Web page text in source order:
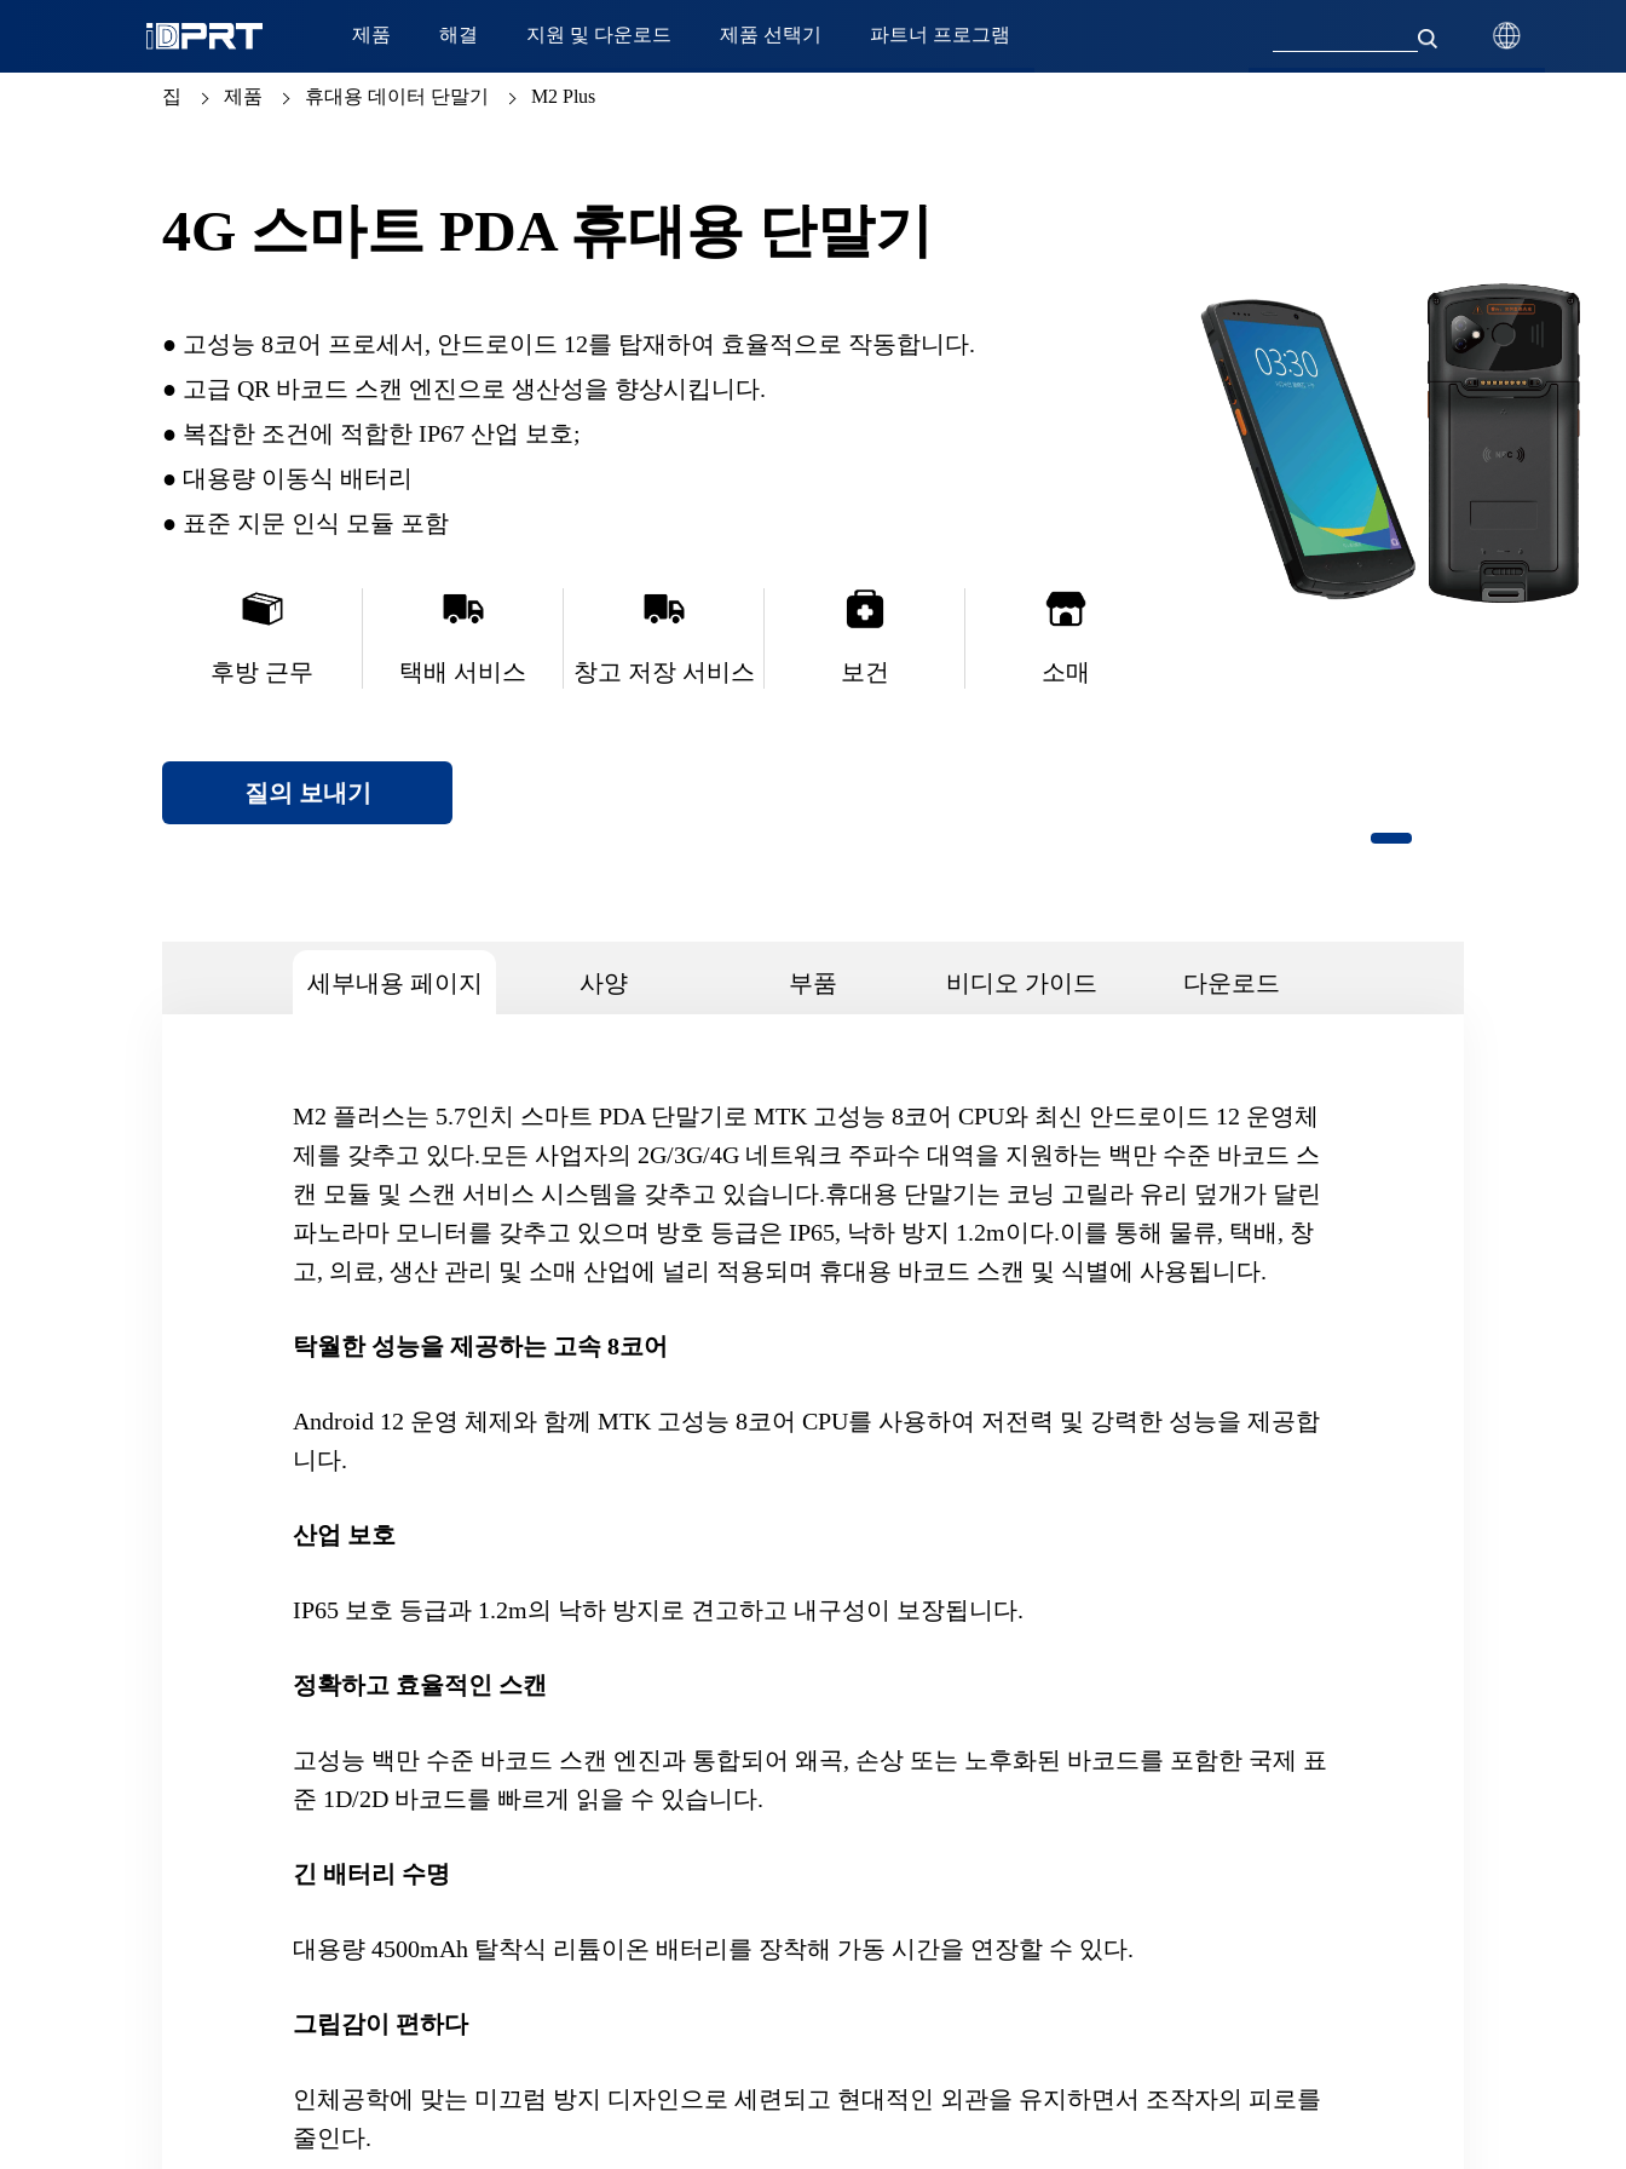
제품 해결 지원 및 다운로드 제품 선택기 파트너 프로그램
집 제품 휴대용 데이터 단말기 M2 Plus
4G 스마트 PDA 휴대용 단말기
● 고성능 8코어 프로세서, 안드로이드 12를 탑재하여 효율적으로 작동합니다.
● 고급 QR 바코드 스캔 엔진으로 생산성을 향상시킵니다.
● 복잡한 조건에 적합한 IP67 산업 보호;
● 대용량 이동식 배터리
● 표준 지문 인식 모듈 포함
후방 근무 택배 서비스 창고 저장 서비스 보건 소매
질의 보내기
세부내용 페이지 사양 부품 비디오 가이드 다운로드
M2 플러스는 5.7인치 스마트 PDA 단말기로 MTK 고성능 8코어 CPU와 최신 안드로이드 12 운영체
제를 갖추고 있다.모든 사업자의 2G/3G/4G 네트워크 주파수 대역을 지원하는 백만 수준 바코드 스
캔 모듈 및 스캔 서비스 시스템을 갖추고 있습니다.휴대용 단말기는 코닝 고릴라 유리 덮개가 달린
파노라마 모니터를 갖추고 있으며 방호 등급은 IP65, 낙하 방지 1.2m이다.이를 통해 물류, 택배, 창
고, 의료, 생산 관리 및 소매 산업에 널리 적용되며 휴대용 바코드 스캔 및 식별에 사용됩니다.
탁월한 성능을 제공하는 고속 8코어
Android 12 운영 체제와 함께 MTK 고성능 8코어 CPU를 사용하여 저전력 및 강력한 성능을 제공합
니다.
산업 보호
IP65 보호 등급과 1.2m의 낙하 방지로 견고하고 내구성이 보장됩니다.
정확하고 효율적인 스캔
고성능 백만 수준 바코드 스캔 엔진과 통합되어 왜곡, 손상 또는 노후화된 바코드를 포함한 국제 표
준 1D/2D 바코드를 빠르게 읽을 수 있습니다.
긴 배터리 수명
대용량 4500mAh 탈착식 리튬이온 배터리를 장착해 가동 시간을 연장할 수 있다.
그립감이 편하다
인체공학에 맞는 미끄럼 방지 디자인으로 세련되고 현대적인 외관을 유지하면서 조작자의 피로를
줄인다.